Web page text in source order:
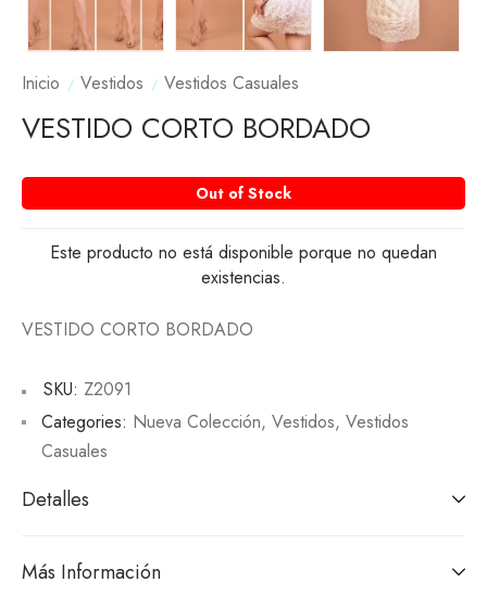
Inicio Vestidos Vestidos Casuales
VESTIDO CORTO BORDADO
Out of Stock
Este producto no está disponible porque no quedan
existencias.
VESTIDO CORTO BORDADO
SKU: Z2091
Categories: Nueva Colección, Vestidos, Vestidos
Casuales
Detalles
Más Información